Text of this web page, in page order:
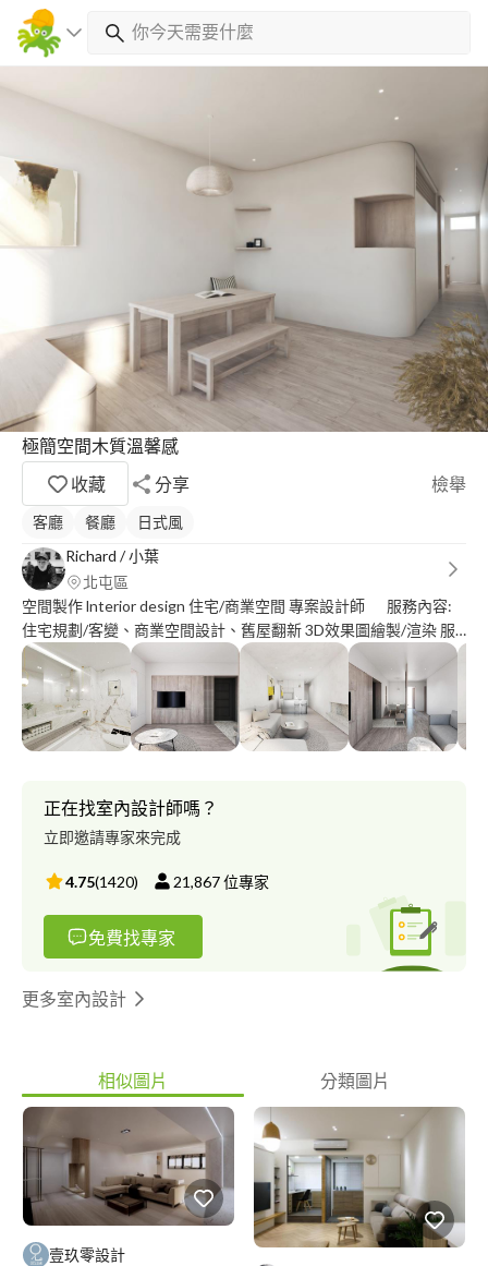
極簡空間木質溫馨感
收藏
分享 檢舉
客廳 餐廳
日式風
Richard / 小葉
北屯區
空間製作 lnterior design 住宅/商業空間 專案設計師 服務內容:
住宅規劃/客變、商業空間設計、舊屋翻新 3D效果圖繪製/渲染 服
務流程: 初步提案 / 簽署設計約 / 繪製圖說 / 挑材報價 / 簽署工程約
/ 工程施作
正在找室內設計師嗎？
立即邀請專家來完成
4.75(1420) 21,867位專家
免費找專家
更多室內設計
相似圖片 分類圖片
壹玖零設計